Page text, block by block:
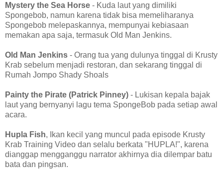
Mystery the Sea Horse - Kuda laut yang dimiliki
Spongebob, namun karena tidak bisa memeliharanya
Spongebob melepaskannya, mempunyai kebiasaan
memakan apa saja, termasuk Old Man Jenkins.
Old Man Jenkins - Orang tua yang dulunya tinggal di Krusty
Krab sebelum menjadi restoran, dan sekarang tinggal di
Rumah Jompo Shady Shoals
Painty the Pirate (Patrick Pinney) - Lukisan kepala bajak
laut yang bernyanyi lagu tema SpongeBob pada setiap awal
acara.
Hupla Fish, Ikan kecil yang muncul pada episode Krusty
Krab Training Video dan selalu berkata "HUPLA!", karena
dianggap mengganggu narrator akhirnya dia dilempar batu
bata dan pingsan.